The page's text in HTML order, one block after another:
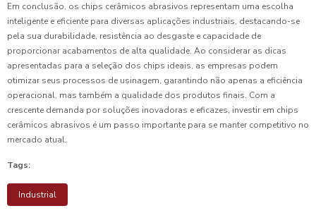
Em conclusão, os chips cerâmicos abrasivos representam uma escolha
inteligente e eficiente para diversas aplicações industriais, destacando-se
pela sua durabilidade, resistência ao desgaste e capacidade de
proporcionar acabamentos de alta qualidade. Ao considerar as dicas
apresentadas para a seleção dos chips ideais, as empresas podem
otimizar seus processos de usinagem, garantindo não apenas a eficiência
operacional, mas também a qualidade dos produtos finais. Com a
crescente demanda por soluções inovadoras e eficazes, investir em chips
cerâmicos abrasivos é um passo importante para se manter competitivo no
mercado atual.
Tags:
Industrial